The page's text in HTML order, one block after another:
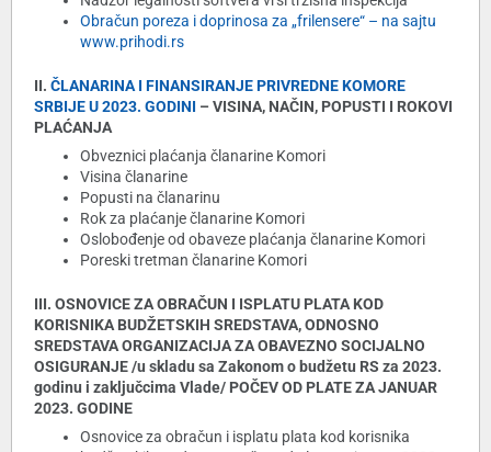
Obračun poreza i doprinosa za „frilensere“ – na sajtu
www.prihodi.rs
II. ČLANARINA I FINANSIRANJE PRIVREDNE KOMORE
SRBIJE U 2023. GODINI – VISINA, NAČIN, POPUSTI I ROKOVI
PLAĆANJA
Obveznici plaćanja članarine Komori
Visina članarine
Popusti na članarinu
Rok za plaćanje članarine Komori
Oslobođenje od obaveze plaćanja članarine Komori
Poreski tretman članarine Komori
III. OSNOVICE ZA OBRAČUN I ISPLATU PLATA KOD
KORISNIKA BUDŽETSKIH SREDSTAVA, ODNOSNO
SREDSTAVA ORGANIZACIJA ZA OBAVEZNO SOCIJALNO
OSIGURANJE /u skladu sa Zakonom o budžetu RS za 2023.
godinu i zaključcima Vlade/ POČEV OD PLATE ZA JANUAR
2023. GODINE
Osnovice za obračun i isplatu plata kod korisnika